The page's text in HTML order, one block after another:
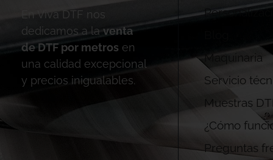
En Viva DTF nos
dedicamos a la venta
de DTF por metros en
una calidad excepcional
y precios inigualables.
Maquinaria
Servicio
Muestras
¿Cómo
Preguntas